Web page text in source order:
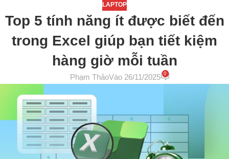
LAPTOP
Top 5 tính năng ít được biết đến
trong Excel giúp bạn tiết kiệm
hàng giờ mỗi tuần
Phạm ThảoVào 26/11/2025 0